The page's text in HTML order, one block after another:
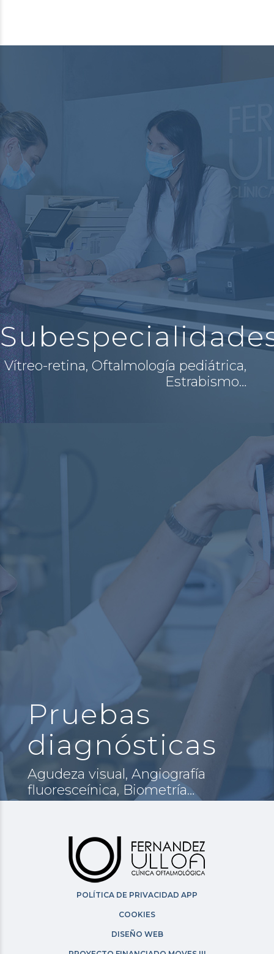
Vítreo-retina, Oftalmología pediátrica,
Estrabismo…
Pruebas
diagnósticas
Agudeza visual, Angiografía
fluoresceínica, Biometría…
POLÍTICA DE PRIVACIDAD APP
COOKIES
DISEÑO WEB